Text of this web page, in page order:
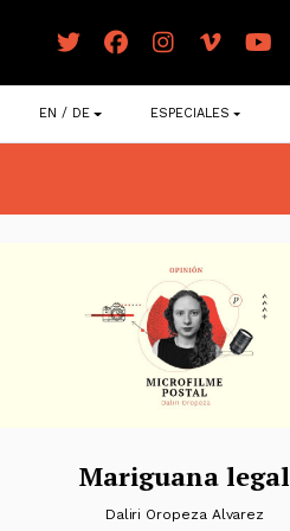
EN / DE ESPECIALES
Mariguana legal
Daliri Oropeza Alvarez